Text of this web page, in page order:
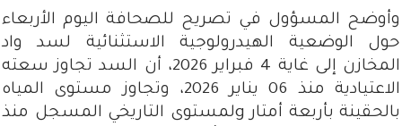
وأوضح المسؤول في تصريح للصحافة اليوم الأربعاء
حول الوضعية الهيدرولوجية الاستثنائية لسد واد
المخازن إلى غاية 4 فبراير 2026، أن السد تجاوز سعته
الاعتيادية منذ 06 يناير 2026، وتجاوز مستوى المياه
بالحقينة بأربعة أمتار gلمستوى التاريخي المسجل منذ